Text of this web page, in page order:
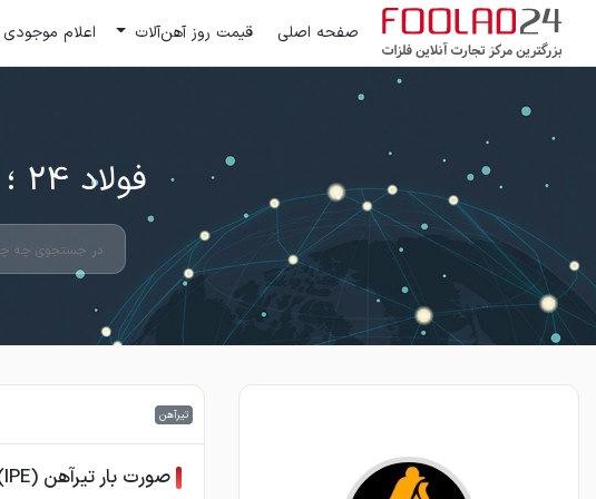
صفحه اصلی قیمت روز آهن‌آلات اعلام موجودی
فولاد 24 ؛ بزرگترین مرکز تجارت آنلاین فلزات
تیرآهن
صورت بار تیرآهن (IPE)